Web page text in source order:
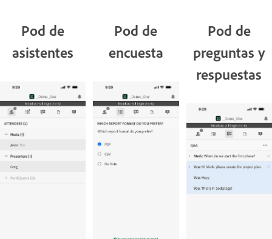
Pod de
asistentes
Pod de
encuesta
Pod de
preguntas y
respuestas